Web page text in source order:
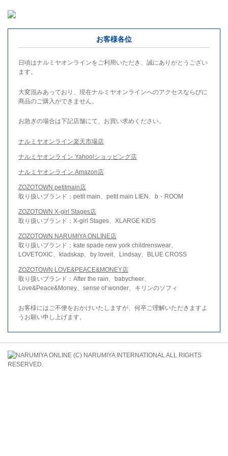
お客様各位
日頃はナルミヤオンラインをご利用いただき、誠にありがとうござい
ます。
大変混みあっており、現在ナルミヤオンラインへのアクセスならびに
商品のご購入ができません。
お急ぎの場合は下記店舗にて、お買い求めください。
ナルミヤオンライン楽天市場店
ナルミヤオンライン Yahoo!ショッピング店
ナルミヤオンライン Amazon店
ZOZOTOWN petitmain店
取り扱いブランド：petit main、petit main LIEN、b・ROOM
ZOZOTOWN X-girl Stages店
取り扱いブランド：X-girl Stages、XLARGE KIDS
ZOZOTOWN NARUMIYA ONLINE店
取り扱いブランド：kate spade new york childrenswear、
LOVETOXIC、kladskap、by loveit、Lindsay、BLUE CROSS
ZOZOTOWN LOVE&PEACE&MONEY店
取り扱いブランド：After the rain、babycheer、
Love&Peace&Money、sense of wonder、キリンのソフィ
お客様にはご不便をおかけいたしますが、何卒ご理解いただきますよ
うお願い申し上げます。